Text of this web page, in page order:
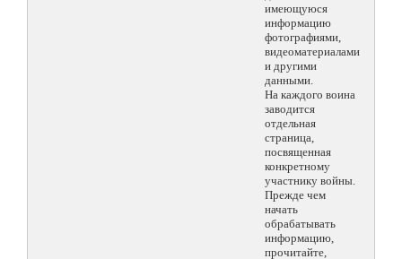
имеющуюся
информацию
фотографиями,
видеоматериалами
и другими
данными.
На каждого воина
заводится
отдельная
страница,
посвященная
конкретному
участнику войны.
Прежде чем
начать
обрабатывать
информацию,
прочитайте,